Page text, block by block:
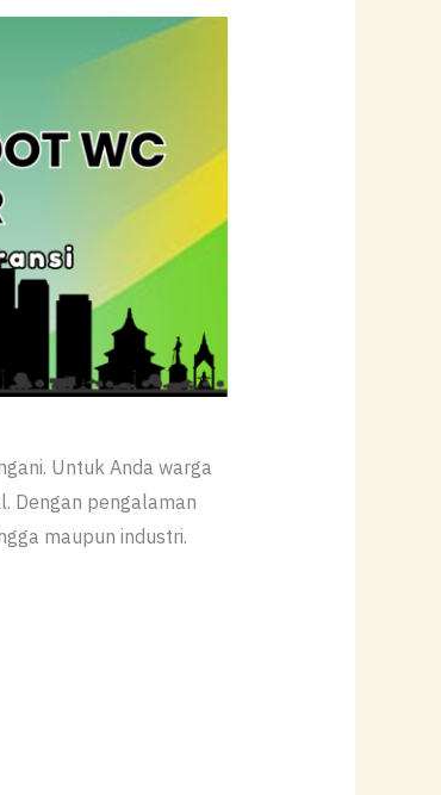
Untuk Anda warga
Dengan pengalaman
maupun industri.